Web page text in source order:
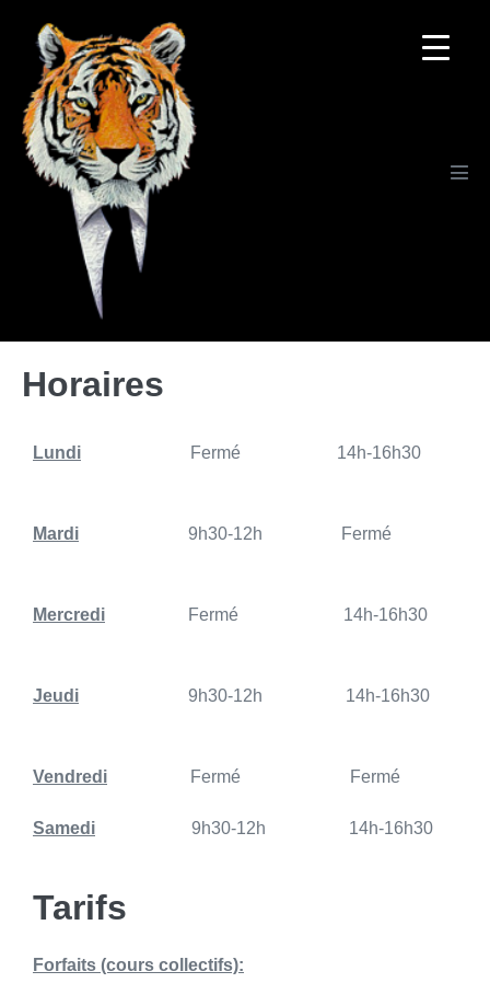
Horaires
Lundi Fermé 14h-16h30
Mardi 9h30-12h Fermé
Mercredi Fermé 14h-16h30
Jeudi 9h30-12h 14h-16h30
Vendredi Fermé Fermé
Samedi 9h30-12h 14h-16h30
Tarifs
Forfaits (cours collectifs):